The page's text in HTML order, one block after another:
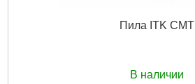
Пила ITK CMT
В наличии